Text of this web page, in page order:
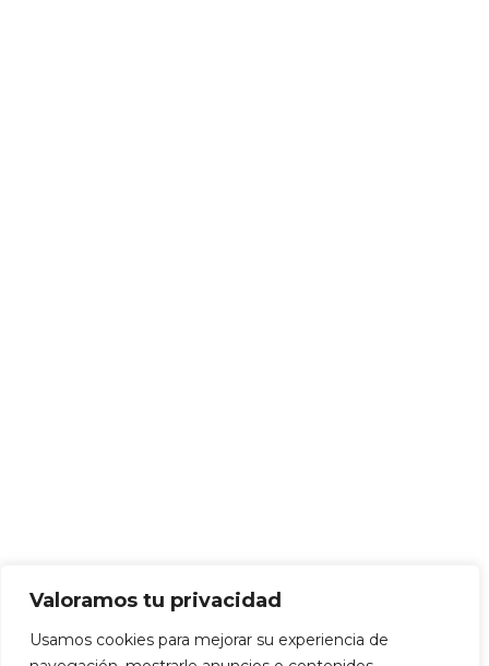
Valoramos tu privacidad
Usamos cookies para mejorar su experiencia de